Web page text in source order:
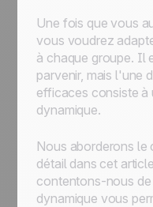
Une fois que vous
vous voudrez
à chaque groupe. Il
parvenir, mais l'une
efficaces consiste à
dynamique.
Nous aborderons le
détail dans cet
contentons-nous
dynamique vous